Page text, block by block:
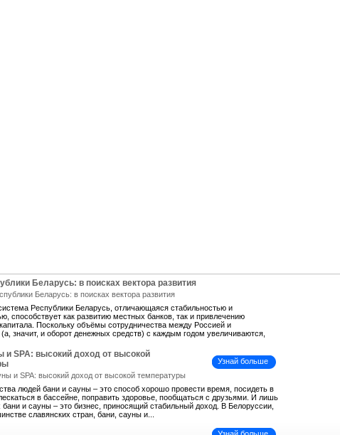
Беларусь: в поисках вектора развития
Республики Беларусь, отличающаяся стабильностью и
способствует как развитию местных банков, так и привлечению
Поскольку объёмы сотрудничества между Россией и
значит, и оборот денежных средств) с каждым годом увеличиваются,
Узнай больше
и SPA: высокий доход от высокой
людей бани и сауны – это способ хорошо провести время, посидеть в
в бассейне, поправить здоровье, пообщаться с друзьями. И лишь
бани и сауны – это бизнес, приносящий стабильный доход. В Белоруссии,
славянских стран, бани, сауны и...